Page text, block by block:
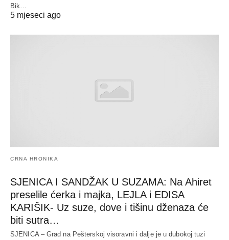
Bik…
5 mjeseci ago
CRNA HRONIKA
SJENICA I SANDŽAK U SUZAMA: Na Ahiret
preselile ćerka i majka, LEJLA i EDISA
KARIŠIK- Uz suze, dove i tišinu dženaza će
biti sutra…
SJENICA – Grad na Pešterskoj visoravni i dalje je u dubokoj tuzi